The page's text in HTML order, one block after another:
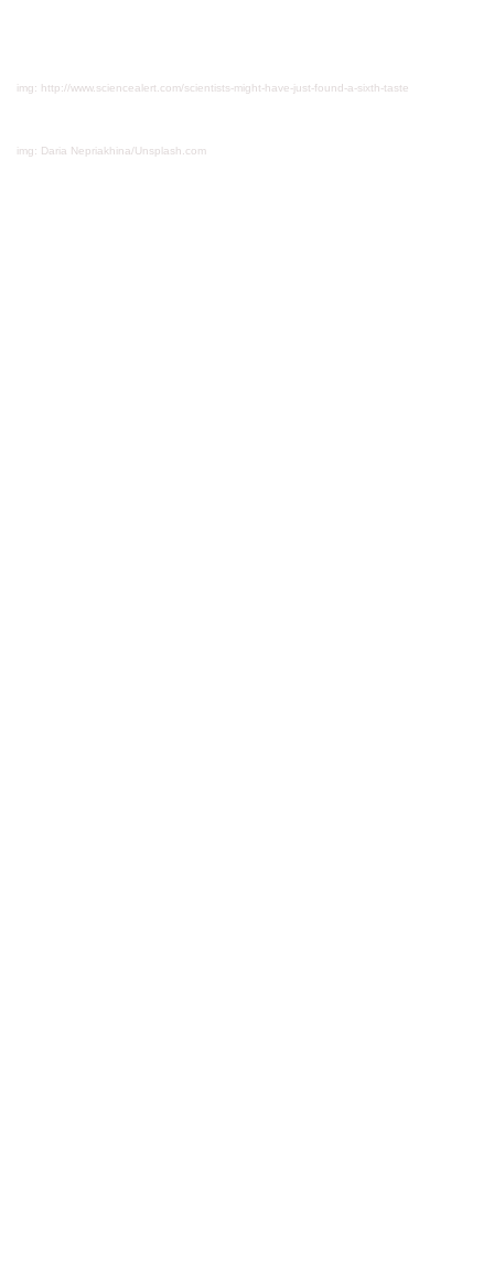
img: http://www.sciencealert.com/scientists-might-have-just-found-a-sixth-taste
img: Daria Nepriakhina/Unsplash.com